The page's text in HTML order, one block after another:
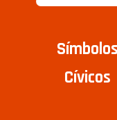
Símbolos
Cívicos